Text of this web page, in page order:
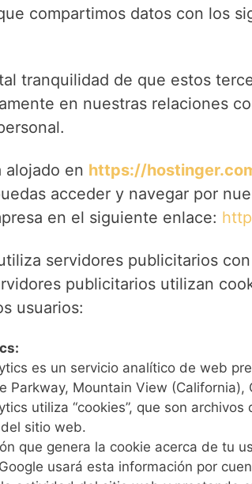
compartimos datos con los
tranquilidad de que estos
en nuestras relaciones
alojado en https://
acceder y navegar por
en el siguiente enlace:
servidores publicitarios
publicitarios utilizan
usuarios:
es un servicio analítico de web
Parkway, Mountain View (California),
utiliza “cookies”, que son
sitio web.
que genera la cookie acerca de tu
usará esta información por